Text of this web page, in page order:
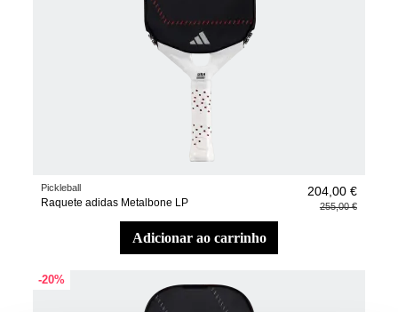
Pickleball
Raquete adidas Metalbone LP
204,00 €
255,00 €
adicionar ao carrinho
-20%